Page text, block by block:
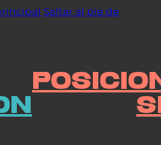
Saltar al pie de